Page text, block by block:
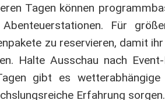
Tagen können
Abenteuerstationen. Für
zu reservieren, damit
Halte Ausschau nach
gibt es
Erfahrung